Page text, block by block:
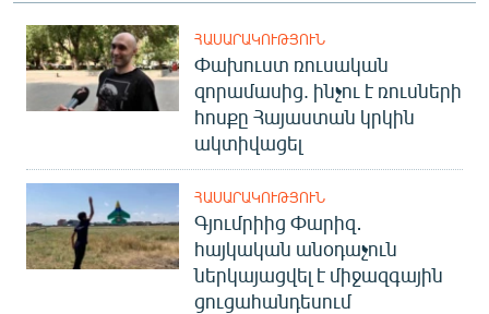
ՀԱՍԱՐԱԿՈՒԹՅՈՒՆ
Փախուստ ռուսական
զորամասից. ինչու է ռուսների
հոսքը Հայաստան կրկին
ակտիվացել
ՀԱՍԱՐԱԿՈՒԹՅՈՒՆ
Գյումրիից Փարիզ․
հայկական անօդաչուն
ներկայացվել է միջազգային
ցուցահանդեսում